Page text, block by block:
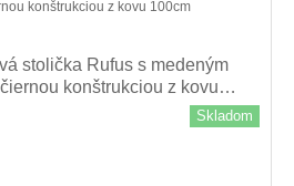
stolička Rufus s medeným
konštrukciou z kovu
Skladom